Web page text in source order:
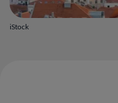
iStock